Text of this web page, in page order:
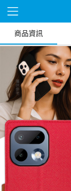
商品資訊